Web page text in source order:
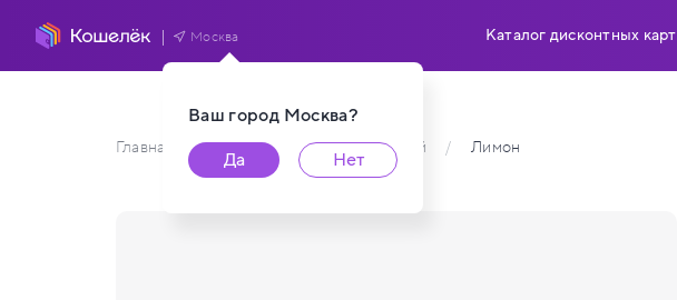
Ваш город Москва?
Да
Нет
Москва Каталог дисконтных карт
Главная / Каталог карт пользователей / Лимон